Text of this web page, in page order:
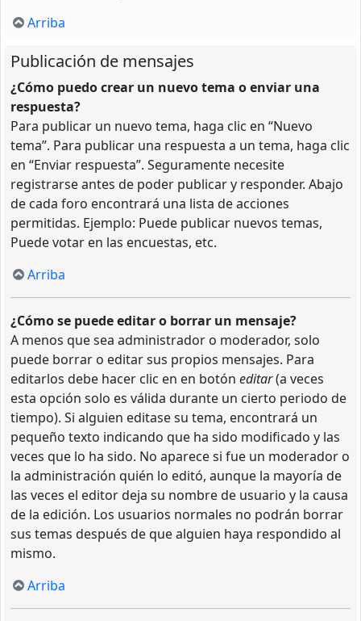
Arriba
Publicación de mensajes
¿Cómo puedo crear un nuevo tema o enviar una
respuesta?
Para publicar un nuevo tema, haga clic en “Nuevo
tema”. Para publicar una respuesta a un tema, haga clic
en “Enviar respuesta”. Seguramente necesite
registrarse antes de poder publicar y responder. Abajo
de cada foro encontrará una lista de acciones
permitidas. Ejemplo: Puede publicar nuevos temas,
Puede votar en las encuestas, etc.
Arriba
¿Cómo se puede editar o borrar un mensaje?
A menos que sea administrador o moderador, solo
puede borrar o editar sus propios mensajes. Para
editarlos debe hacer clic en en botón editar(a veces
esta opción solo es válida durante un cierto periodo de
tiempo). Si alguien editase su tema, encontrará un
pequeño texto indicando que ha sido modificado y las
veces que lo ha sido. No aparece si fue un moderador o
la administración quién lo editó, aunque la mayoría de
las veces el editor deja su nombre de usuario y la causa
de la edición. Los usuarios normales no podrán borrar
sus temas después de que alguien haya respondido al
mismo.
Arriba